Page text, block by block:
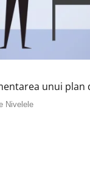
unui plan
Nivelele